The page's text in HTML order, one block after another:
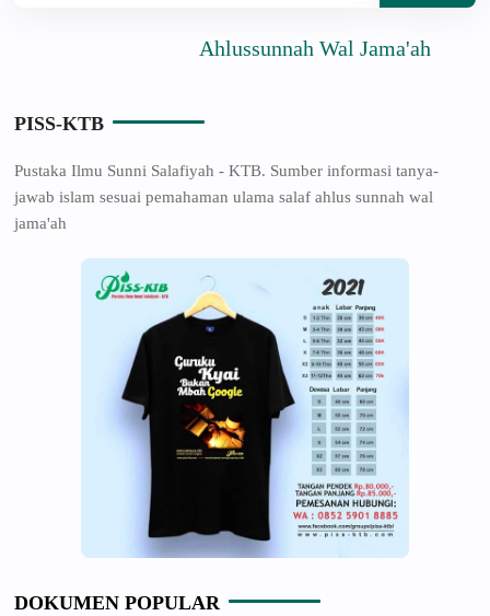
Ahlussunnah Wal Jama'ah
PISS-KTB
Pustaka Ilmu Sunni Salafiyah - KTB. Sumber informasi tanya-
jawab islam sesuai pemahaman ulama salaf ahlus sunnah wal
jama'ah
DOKUMEN POPULAR